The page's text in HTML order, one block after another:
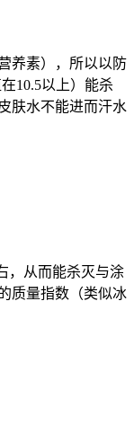
养素），所以以防
10.5以上）能杀
肤水不能进而汗水
，从而能杀灭与涂
质量指数（类似冰